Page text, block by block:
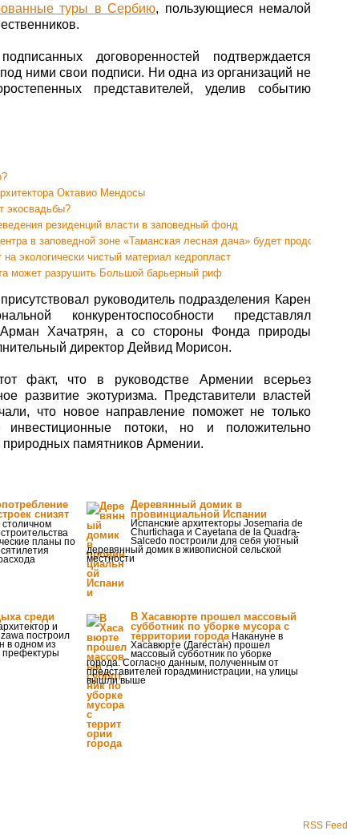
туры в Сербию, пользующиеся немалой
договоренностей подтверждается
ними свои подписи. Ни одна из организаций не
представителей, уделив событию
Октавио Мендосы
экосвадьбы?
резиденций власти в заповедный фонд
в заповедной зоне «Таманская лесная дача» будет продолжено
экологически чистый материал кедропласт
может разрушить Большой барьерный риф
руководитель подразделения Карен
конкурентоспособности представлял
Арман Хачатрян, а со стороны Фонда природы
директор Дейвид Морисон.
факт, что в руководстве Армении всерьез
развитие экотуризма. Представители властей
что новое направление поможет не только
инвестиционные потоки, но и положительно
природных памятников Армении.
снизят
столичном
планы по
Деревянный домик в
провинциальной Испании
Испанские архитекторы Josemaria de
Churtichaga и Cayetana de la Quadra-
Salcedo построили для себя уютный
деревянный домик в живописной сельской
местности
среди
и
построил
в одном из
префектуры
В Хасавюрте прошел массовый
субботник по уборке мусора с
территории городаНакануне в
Хасавюрте (Дагестан) прошел
массовый субботник по уборке
города. Согласно данным, полученным от
представителей горадминистрации, на улицы
вышли выше
RSS Feed